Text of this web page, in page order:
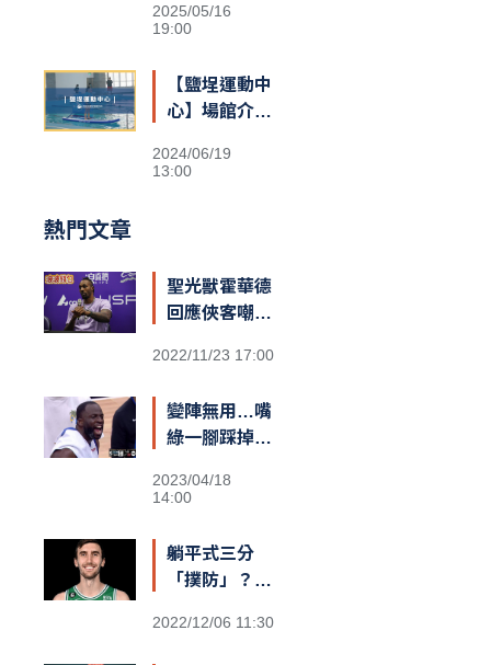
2025/05/16
19:00
【鹽埕運動中
心】場館介紹
2024/06/19
13:00
熱門文章
聖光獸霍華德
回應俠客嘲諷
仇恨！我擁有
隊友，台灣給
我一對翅膀」
2022/11/23 17:00
變陣無用…嘴
綠一腳踩掉勇
2023/04/18
14:00
躺平式三分
「撲防」？
Kornet遮蓋
2022/12/06 11:30